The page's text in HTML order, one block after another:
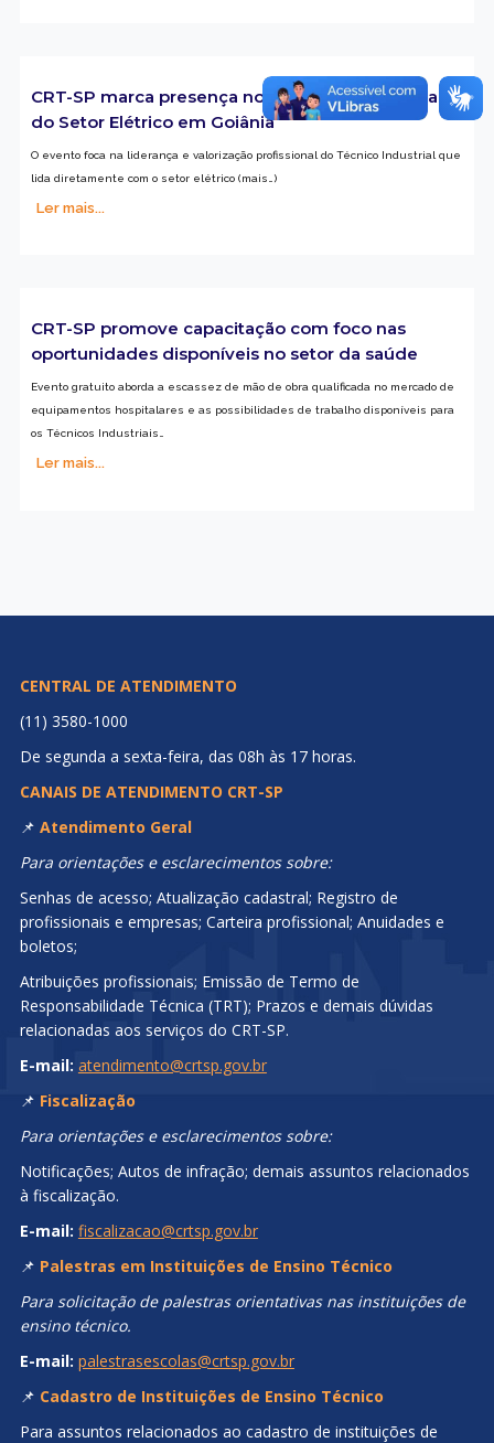
CRT-SP marca presença no 55º Circuito Nacional
do Setor Elétrico em Goiânia
O evento foca na liderança e valorização profissional do Técnico Industrial que
lida diretamente com o setor elétrico (mais…)
Ler mais...
CRT-SP promove capacitação com foco nas
oportunidades disponíveis no setor da saúde
Evento gratuito aborda a escassez de mão de obra qualificada no mercado de
equipamentos hospitalares e as possibilidades de trabalho disponíveis para
os Técnicos Industriais…
Ler mais...
CENTRAL DE ATENDIMENTO
(11) 3580-1000
De segunda a sexta-feira, das 08h às 17 horas.
CANAIS DE ATENDIMENTO CRT-SP
📌 Atendimento Geral
Para orientações e esclarecimentos sobre:
Senhas de acesso; Atualização cadastral; Registro de
profissionais e empresas; Carteira profissional; Anuidades e
boletos;
Atribuições profissionais; Emissão de Termo de
Responsabilidade Técnica (TRT); Prazos e demais dúvidas
relacionadas aos serviços do CRT-SP.
E-mail: atendimento@crtsp.gov.br
📌 Fiscalização
Para orientações e esclarecimentos sobre:
Notificações; Autos de infração; demais assuntos relacionados
à fiscalização.
E-mail: fiscalizacao@crtsp.gov.br
📌 Palestras em Instituições de Ensino Técnico
Para solicitação de palestras orientativas nas instituições de
ensino técnico.
E-mail: palestrasescolas@crtsp.gov.br
📌 Cadastro de Instituições de Ensino Técnico
Para assuntos relacionados ao cadastro de instituições de